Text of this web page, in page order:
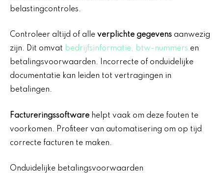
belastingcontroles.
Controleer altijd of alle verplichte gegevens aanwezig
zijn. Dit omvat bedrijfsinformatie, btw-nummers en
betalingsvoorwaarden. Incorrecte of onduidelijke
documentatie kan leiden tot vertragingen in
betalingen.
Factureringssoftware helpt vaak om deze fouten te
voorkomen. Profiteer van automatisering om op tijd
correcte facturen te maken.
Onduidelijke betalingsvoorwaarden